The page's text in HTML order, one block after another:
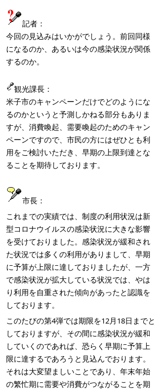
記者：
今回の見込みはいかがでしょう。前回同様
になるのか、あるいは今の感染状況が関係
するのか。
観光課長：
米子市のキャンペーンだけでどのようにな
るのかというと予測しかねる部分もありま
すが、消費喚起、需要喚起のためのキャン
ペーンですので、市民の方にはぜひとも利
用をご検討いただき、早期の上限到達とな
ることを期待しております。
市長：
これまでの実績では、制度の利用状況は新
型コロナウイルスの感染状況に大きな影響
を受けておりました。感染状況が緩和され
た状況では多くの利用がありまして、早期
に予算が上限に達しておりましたが、一方
で感染状況が拡大している状況では、やは
り利用を自重された傾向があったと認識を
しております。
このたびの第4弾では期限を12月18日までと
しておりますが、その間に感染状況が緩和
していくのであれば、恐らく早期に予算上
限に達するであろうと見込んでおります。
それは大変望ましいことであり、年末年始
の繁忙期に需要や消費がつながることを期